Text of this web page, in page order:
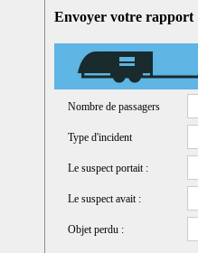
Envoyer votre rapport
Nombre de passagers
Type d'incident
Le suspect portait :
Le suspect avait :
Objet perdu :